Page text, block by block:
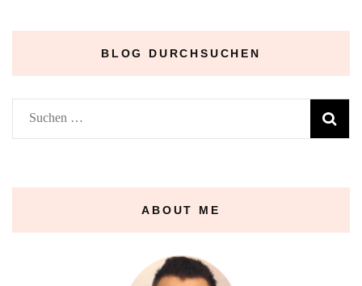
BLOG DURCHSUCHEN
Suchen
nach:
ABOUT ME